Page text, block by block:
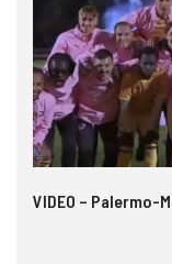
VIDEO – Palermo-